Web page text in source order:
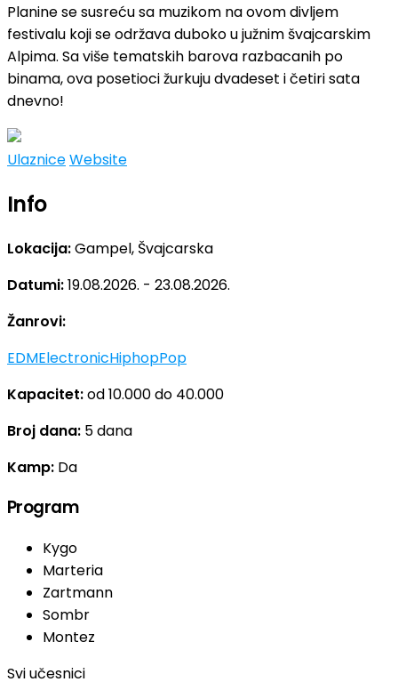
Planine se susreću sa muzikom na ovom divljem
festivalu koji se održava duboko u južnim švajcarskim
Alpima. Sa više tematskih barova razbacanih po
binama, ova posetioci žurkuju dvadeset i četiri sata
dnevno!
UlazniceWebsite
Info
Lokacija:Gampel, Švajcarska
Datumi:19.08.2026. - 23.08.2026.
Žanrovi:
EDMElectronicHiphopPop
Kapacitet:od 10.000 do 40.000
Broj dana: 5 dana
Kamp: Da
Program
Kygo
Marteria
Zartmann
Sombr
Montez
Svi učesnici